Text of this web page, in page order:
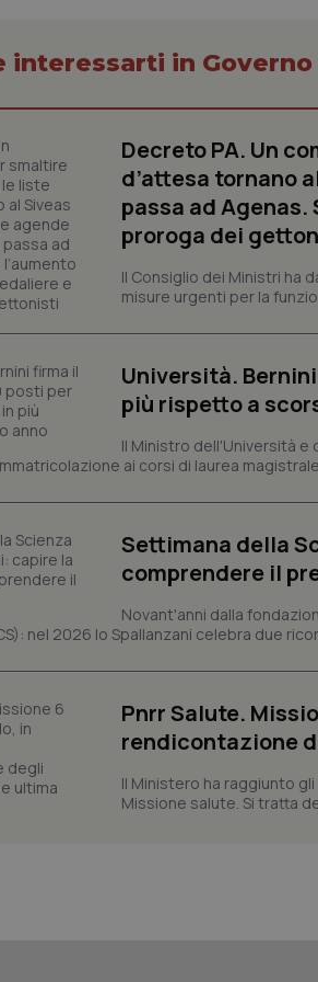
interessarti in
Decreto PA. Un
d’attesa tornano
passa ad
proroga dei
Il Consiglio dei Ministri ha
misure urgenti per la
Università.
più rispetto a
Il Ministro dell'Università e
ai corsi di laurea
Settimana della
comprendere il
Novant'anni dalla
nel 2026 lo Spallanzani celebra due
Pnrr Salute.
rendicontazione
Il Ministero ha raggiunto
Missione salute. Si tratta
tracking-sites-
tracking-enable
tracking-sites-
PHPSESSID
_ga_KM60CM4NPH
Nome
_ga_0VMQEQKQ1N
Nome